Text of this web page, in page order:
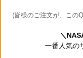
(皆様のご注文が、この
＼
一番人気の